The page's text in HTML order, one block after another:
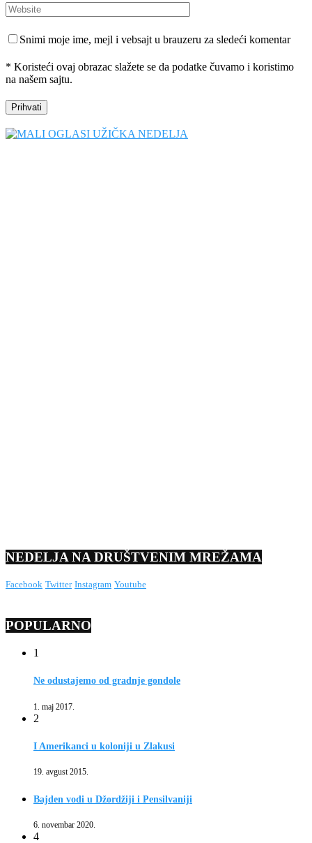
Snimi moje ime, mejl i vebsajt u brauzeru za sledeći komentar
* Koristeći ovaj obrazac slažete se da podatke čuvamo i koristimo
na našem sajtu.
NEDELJA NA DRUŠTVENIM MREŽAMA
Facebook Twitter Instagram Youtube
POPULARNO
1
Ne odustajemo od gradnje gondole
1. maj 2017.
2
I Amerikanci u koloniji u Zlakusi
19. avgust 2015.
Bajden vodi u Džordžiji i Pensilvaniji
6. novembar 2020.
4